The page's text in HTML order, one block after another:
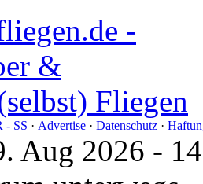
- SS · Advertise · Datenschutz ·
Aug 2026 -